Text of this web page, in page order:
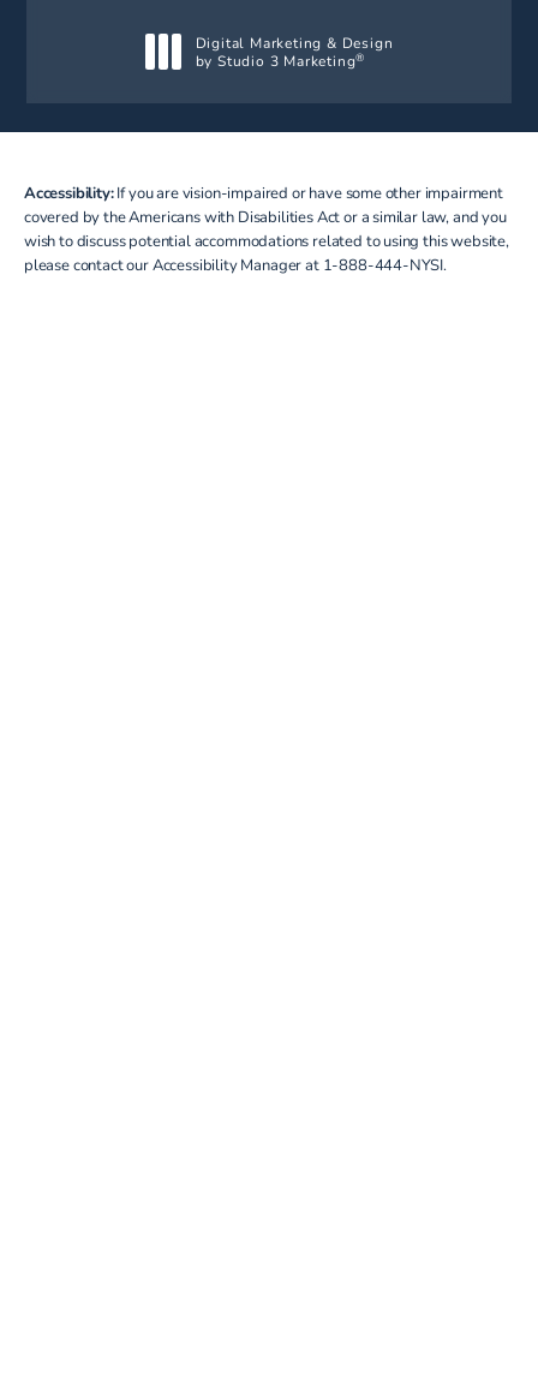
Digital Marketing & Design
by Studio 3 Marketing®
Accessibility:If you are vision-impaired or have some other impairment
covered by the Americans with Disabilities Act or a similar law, and you
wish to discuss potential accommodations related to using this website,
please contact our Accessibility Manager at 1-888-444-NYSI.